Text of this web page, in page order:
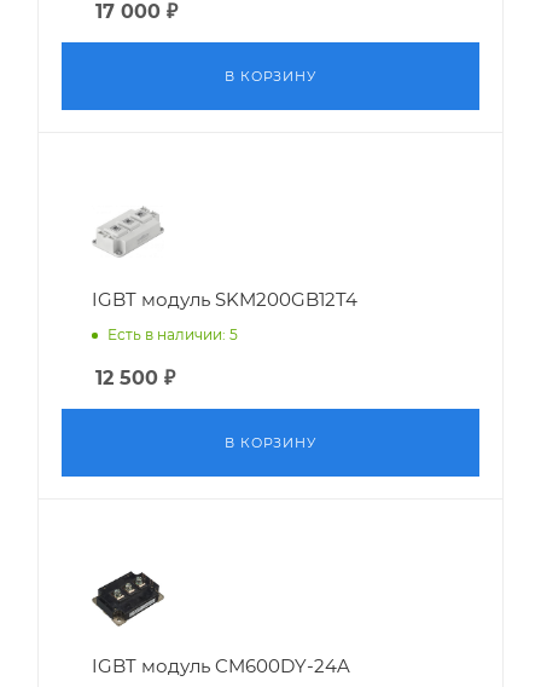
17 000 ₽
В КОРЗИНУ
IGBT модуль SKM200GB12T4
Есть в наличии: 5
12 500 ₽
В КОРЗИНУ
IGBT модуль CM600DY-24A